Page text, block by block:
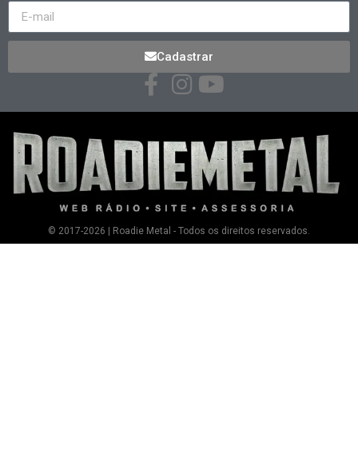
Cadastrar
© 2017-2026 | Roadie Metal - Todos os direitos reservados.